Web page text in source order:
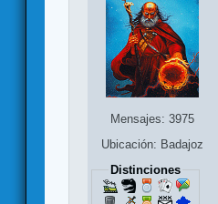
Mensajes: 3975
Ubicación: Badajoz
Distinciones